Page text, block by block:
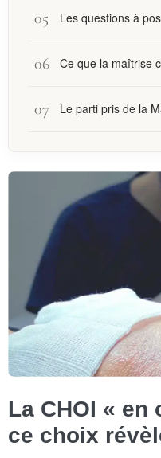
Les questions à
Ce que la maîtrise
Le parti pris de la
La CHOI « en
ce choix